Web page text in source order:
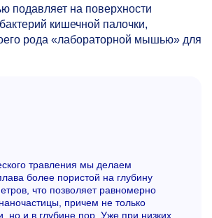
подавляет на поверхности
кишечной палочки,
рода «лабораторной мышью» для
травления мы делаем
более пористой на глубину
что позволяет равномерно
причем не только
но и в глубине пор. Уже при низких